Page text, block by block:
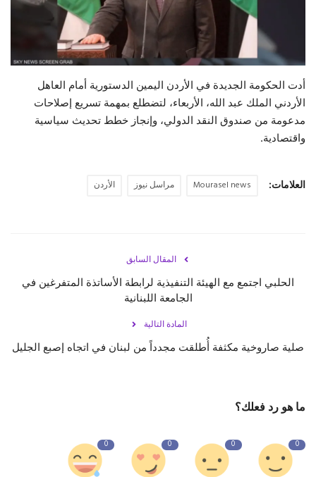
أدت الحكومة الجديدة في الأردن اليمين الدستورية أمام العاهل
الأردني الملك عبد الله، الأربعاء، لتضطلع بمهمة تسريع إصلاحات
مدعومة من صندوق النقد الدولي، وإنجاز خطط تحديث سياسية
واقتصادية.
العلامات: Mourasel news مراسل نيوز الأردن
المقال السابق
الحلبي اجتمع مع الهيئة التنفيذية لرابطة الأساتذة المتفرغين في
الجامعة اللبنانية
المادة التالية
صلية صاروخية مكثفة أُطلقت مجدداً من ‎لبنان في اتجاه إصبع الجليل
ما هو رد فعلك؟
0
0
0
0